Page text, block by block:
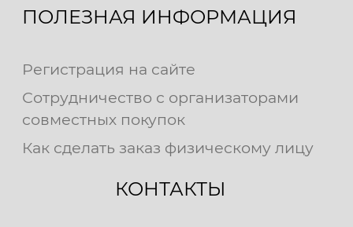
ПОЛЕЗНАЯ ИНФОРМАЦИЯ
Регистрация на сайте
Сотрудничество с организаторами
совместных покупок
Как сделать заказ физическому лицу
КОНТАКТЫ